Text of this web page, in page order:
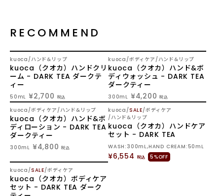
RECOMMEND
kuoca ハンド&リップ
kuoca（クオカ）ハンドクリ
ーム - DARK TEA ダークテ
ィー
50mL ¥2,700 税込
SOLD OUT
kuoca ボディケア ハンド&リップ
kuoca（クオカ）ハンド&ボ
ディウォッシュ - DARK TEA
ダークティー
300mL ¥4,200 税込
kuoca ボディケア ハンド&リップ
kuoca（クオカ）ハンド&ボ
ディローション - DARK TEA
ダークティー
300mL ¥4,800 税込
SOLD OUT
kuoca SALE ボディケア
ハンド&リップ
kuoca（クオカ）ハンドケア
セット - DARK TEA
WASH:300mL,HAND CREAM:50mL
¥6,554 税込 5%OFF
SOLD OUT
kuoca SALE ボディケア
kuoca（クオカ）ボディケア
セット - DARK TEA ダーク